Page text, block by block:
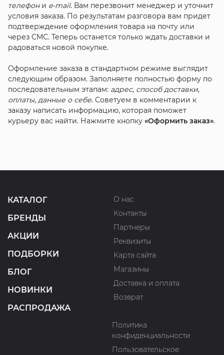
телефони e-mail. Вам перезвонит менеджер и уточнит
условия заказа. По результатам разговора вам придет
подтверждение оформления товара на почту или
через СМС. Теперь останется только ждать доставки и
радоваться новой покупке.
Оформление заказа в стандартном режиме выглядит
следующим образом. Заполняете полностью форму по
последовательным этапам: адрес, способ доставки,
оплаты, данные о себе. Советуем в комментарии к
заказу написать информацию, которая поможет
курьеру вас найти. Нажмите кнопку «Оформить заказ».
КАТАЛОГ
БРЕНДЫ
АКЦИИ
ПОДБОРКИ
БЛОГ
НОВИНКИ
РАСПРОДАЖА
О нас
Контакты
Партнеры
Реквизиты
Карта сайта
Магазины
Доставка и оплата
Возврат
Политика
конфиденциальности
Пользовательское